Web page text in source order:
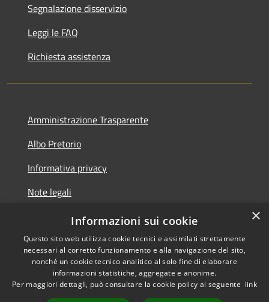
Segnalazione disservizio
Leggi le FAQ
Richiesta assistenza
Amministrazione Trasparente
Albo Pretorio
Informativa privacy
Note legali
Dichiarazione di accessibilità
RSS
Accessibilità
Copyright © 2026 • Comune di
Sesto ed Uniti • Powered by
×
Informazioni sui cookie
Questo sito web utilizza cookie tecnici e assimilati strettamente
necessari al corretto funzionamento e alla navigazione del sito,
nonché un cookie tecnico analitico al solo fine di elaborare
informazioni statistiche, aggregate e anonime.
Per maggiori dettagli, può consultare la cookie policy al seguente link